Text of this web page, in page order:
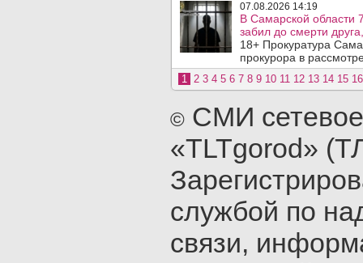
07.08.2026 14:19
В Самарской области
забил до смерти
18+ Прокуратура
прокурора в
1 2 3 4 5 6 7 8 9 10 11 12 13 14 15 16
© СМИ
«TLTgorod»
службой по
связи,